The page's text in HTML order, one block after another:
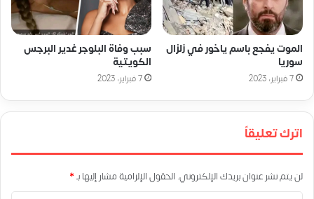
الموت يفجع باسم ياخور في زلزال
سوريا
7 فبراير، 2023
سبب وفاة البلوجر غدير البرجس
الكويتية
7 فبراير، 2023
اترك تعليقاً
لن يتم نشر عنوان بريدك الإلكتروني. الحقول الإلزامية مشار إليها بـ*